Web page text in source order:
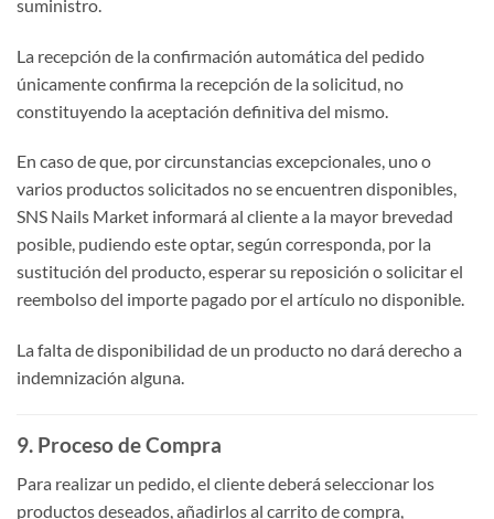
suministro.
La recepción de la confirmación automática del pedido
únicamente confirma la recepción de la solicitud, no
constituyendo la aceptación definitiva del mismo.
En caso de que, por circunstancias excepcionales, uno o
varios productos solicitados no se encuentren disponibles,
SNS Nails Market informará al cliente a la mayor brevedad
posible, pudiendo este optar, según corresponda, por la
sustitución del producto, esperar su reposición o solicitar el
reembolso del importe pagado por el artículo no disponible.
La falta de disponibilidad de un producto no dará derecho a
indemnización alguna.
9. Proceso de Compra
Para realizar un pedido, el cliente deberá seleccionar los
productos deseados, añadirlos al carrito de compra,